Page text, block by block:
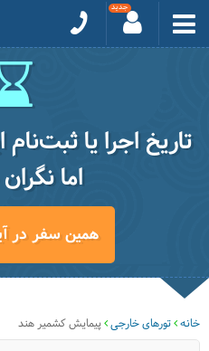
تاریخ اجرا یا
اما
همین سفر در
خانه تورهای خارجی پیمایش کشمیر هند